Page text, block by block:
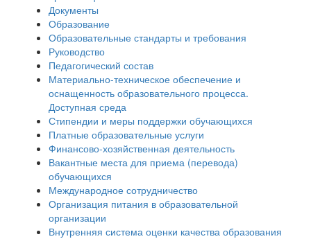
Документы
Образование
Образовательные стандарты и требования
Руководство
Педагогический состав
Материально-техническое обеспечение и
оснащенность образовательного процесса.
Доступная среда
Стипендии и меры поддержки обучающихся
Платные образовательные услуги
Финансово-хозяйственная деятельность
Вакантные места для приема (перевода)
обучающихся
Международное сотрудничество
Организация питания в образовательной
организации
Внутренняя система оценки качества образования